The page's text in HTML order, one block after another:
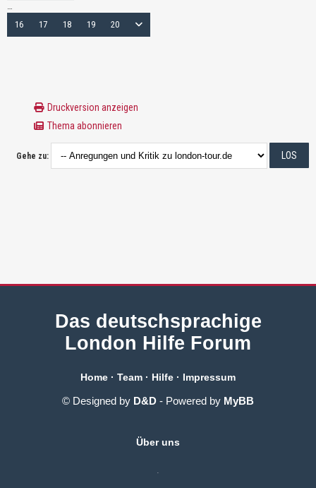
…
16
17 18 19 20
Druckversion anzeigen
Thema abonnieren
Gehe zu:
Das deutschsprachige
London Hilfe Forum
Home · Team · Hilfe · Impressum
© Designed by D&D - Powered by MyBB
Über uns
.